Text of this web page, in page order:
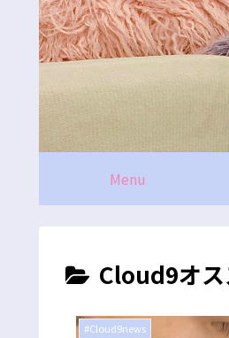
Menu
Cloud9オ
#Cloud9news